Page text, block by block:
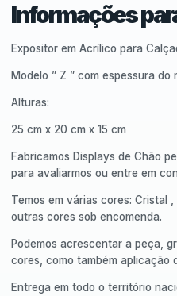
Informações
Expositor em Acrílico para
Modelo ” Z ” com espessura do
Alturas:
25 cm x 20 cm x 15 cm
Fabricamos Displays de Chão
para avaliarmos ou entre em
Temos em várias cores: Cristal
outras cores sob encomenda.
Podemos acrescentar a peça,
cores, como também aplicação
Entrega em todo o território